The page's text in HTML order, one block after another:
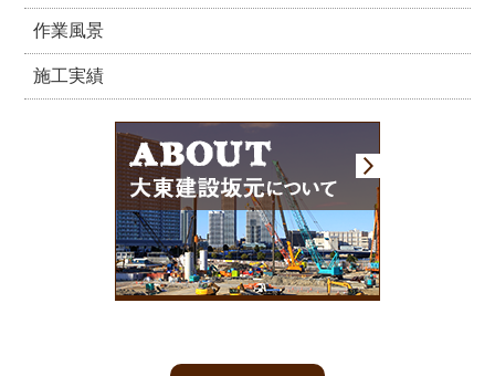
作業風景
施工実績